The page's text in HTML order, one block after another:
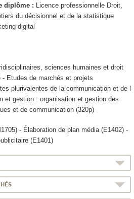
diplôme :
Licence professionnelle Droit,
du décisionnel et de la statistique
digital
sciences humaines et droit
Etudes de marchés et projets
plurivalentes de la communication et de l
et gestion : organisation et gestion des
et de communication (320p)
- Élaboration de plan média (E1402) -
(E1401)